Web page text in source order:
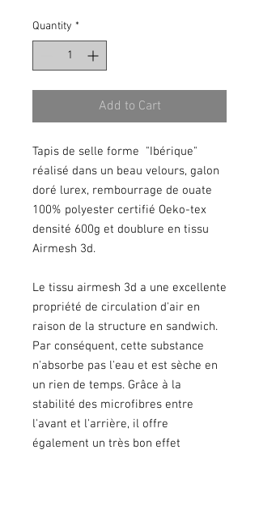
Quantity *
Add to Cart
Tapis de selle forme "Ibérique"
réalisé dans un beau velours, galon
doré lurex, rembourrage de ouate
100% polyester certifié Oeko-tex
densité 600g et doublure en tissu
Airmesh 3d.
Le tissu airmesh 3d a une excellente
propriété de circulation d'air en
raison de la structure en sandwich.
Par conséquent, cette substance
n'absorbe pas l'eau et est sèche en
un rien de temps. Grâce à la
stabilité des microfibres entre
l'avant et l'arrière, il offre
également un très bon effet